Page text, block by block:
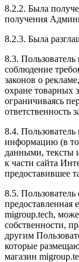
8.2.2. Была
получения
8.2.3. Была
8.3. Пользователь
соблюдение
законов о
охране товарных
ограничиваясь
ответственность
8.4. Пользователь
информацию (в
данными, тексты
к части сайта
предоставившее
8.5.
предоставленная
migroup.tech,
собственности,
другим
которые
магазин